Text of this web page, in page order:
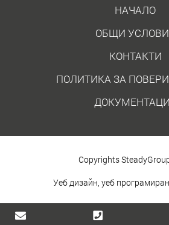
НАЧАЛО
ОБЩИ
КОНТАКТИ
ПОЛИТИКА ЗА
Copyrights
Уеб дизайн, уеб